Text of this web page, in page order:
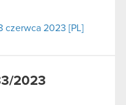
czerwca 2023 [PL]
2023